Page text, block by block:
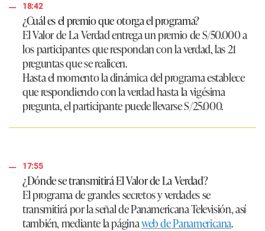
18:42
¿Cuál es el premio que otorga el programa?
El Valor de La Verdad entrega un premio de S/50.000 a
los participantes que respondan con la verdad, las 21
preguntas que se realicen.
Hasta el momento la dinámica del programa establece
que respondiendo con la verdad hasta la vigésima
pregunta, el participante puede llevarse S/25.000.
17:55
¿Dónde se transmitirá El Valor de La Verdad?
El programa de grandes secretos y verdades se
transmitirá por la señal de Panamericana Televisión, así
también, mediante la páginaweb de Panamericana.